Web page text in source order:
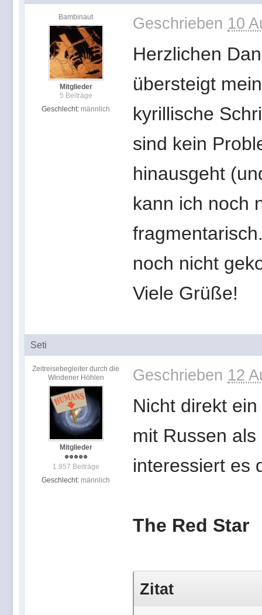
Bambinaut
Mitglieder
5 Beiträge
Geschlecht: männlich
Geschrieben 10
Herzlichen
übersteigt
kyrillische
sind kein
hinausgeht
kann ich noch
noch nicht
Viele Grüße!
Seti
Zeitreisebegleiter durch die
Windener Höhlen
Mitglieder
1.957 Beiträge
Geschlecht: männlich
Geschrieben 12
Nicht direkt
mit Russen
interessiert es
The Red Star
Zitat